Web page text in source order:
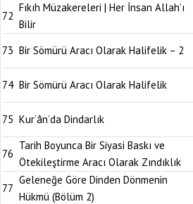
72
Fıkıh Müzakereleri | Her İnsan Allah’ı
Bilir
73 Bir Sömürü Aracı Olarak Halifelik – 2
74 Bir Sömürü Aracı Olarak Halifelik
75 Kur’ân’da Dindarlık
76
Tarih Boyunca Bir Siyasi Baskı ve
Ötekileştirme Aracı Olarak Zındıklık
77
Geleneğe Göre Dinden Dönmenin
Hükmü (Bölüm 2)